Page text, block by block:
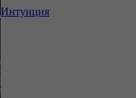
Интуиция